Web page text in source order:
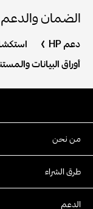
الضمان والدعم
دعم HP
أوراق البيانات
من نحن
طرق الشراء
الدعم